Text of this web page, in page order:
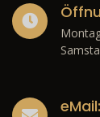
eMail: